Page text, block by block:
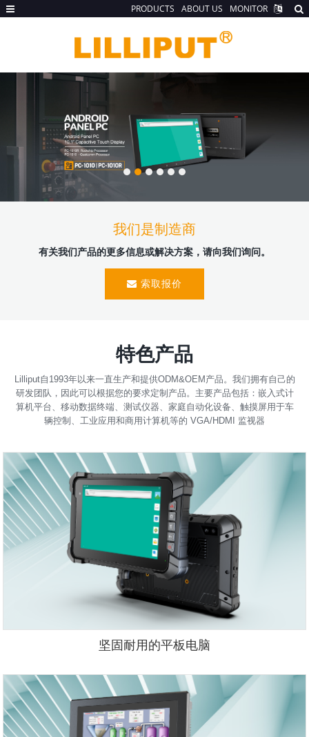
我们是制造商
有关我们产品的更多信息或解决方案，请向我们询问。
索取报价
特色产品
Lilliput自1993年以来一直生产和提供ODM&OEM产品。我们拥有自己的
研发团队，因此可以根据您的要求定制产品。主要产品包括：嵌入式计
算机平台、移动数据终端、测试仪器、家庭自动化设备、触摸屏用于车
辆控制、工业应用和商用计算机等的 VGA/HDMI 监视器
坚固耐用的平板电脑
PRODUCTS ABOUT US MONITOR